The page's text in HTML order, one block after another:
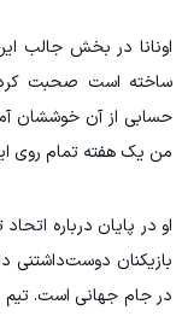
‫اونانا در بخش جالب
ساخته است صحبت
حسابی از آن خوششان
من یک هفته تمام روی
‫او در پایان درباره
بازیکنان
در جام جهانی است. تیم